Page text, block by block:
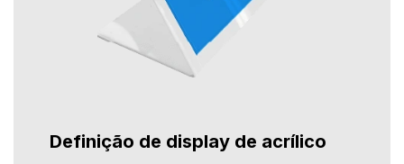
Definição de display de acrílico